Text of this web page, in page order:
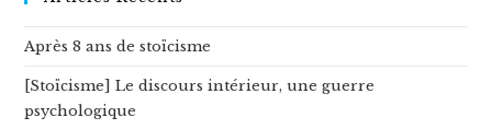
Après 8 ans de stoïcisme
[Stoïcisme] Le discours intérieur, une guerre
psychologique